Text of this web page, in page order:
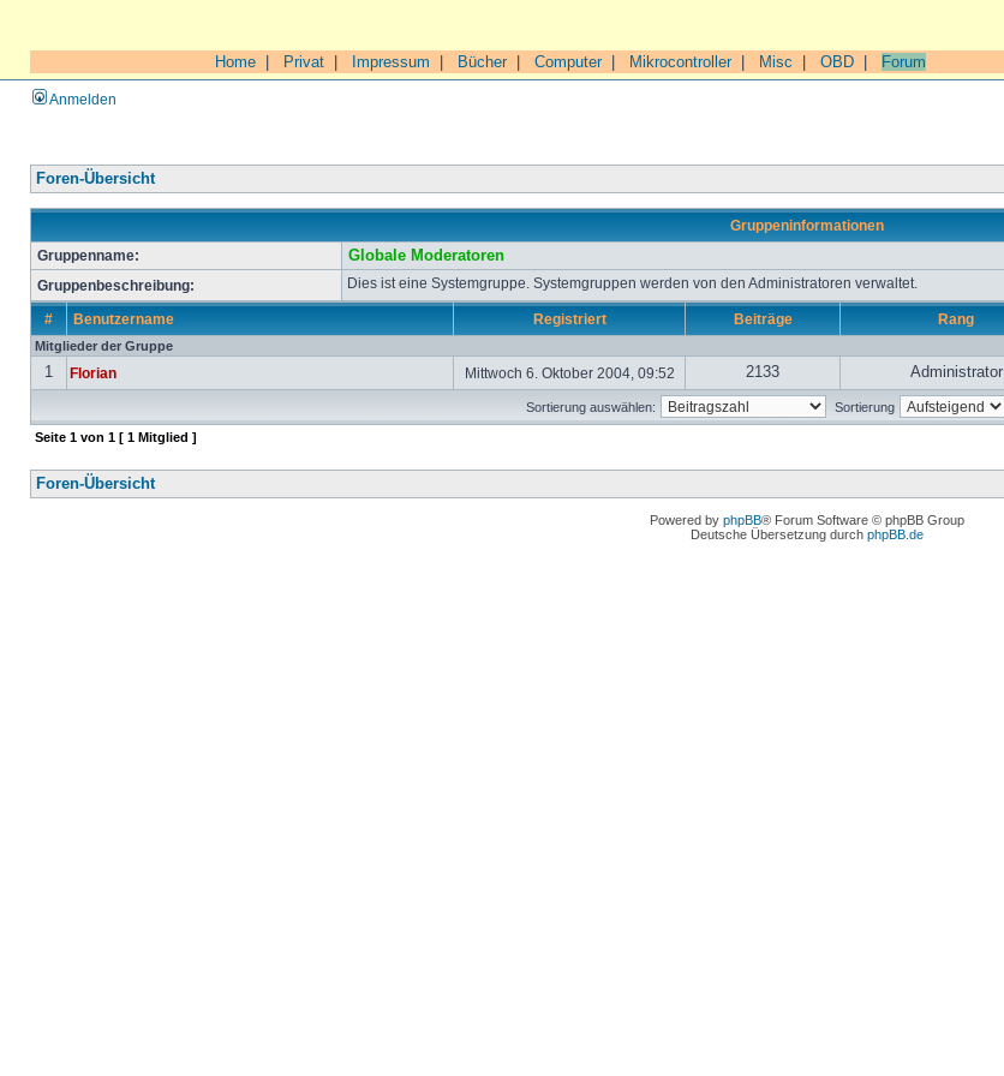
Home Privat Impressum Bücher| Computer| Mikrocontroller| Misc OBD Forum
Anmelden
Foren-Übersicht
Gruppeninformationen
Gruppenname:
Globale Moderatoren
Gruppenbeschreibung: Dies ist eine Systemgruppe. Systemgruppen werden von den Administratoren verwaltet.
# Benutzername Registriert Beiträge Rang
Mitglieder der Gruppe
1 Florian Mittwoch 6. Oktober 2004, 09:52 2133 Administrator
Sortierung auswählen: Sortierung
Seite 1 von 1 [ 1 Mitglied ]
Foren-Übersicht
Powered by phpBB® Forum Software © phpBB Group
Deutsche Übersetzung durch phpBB.de